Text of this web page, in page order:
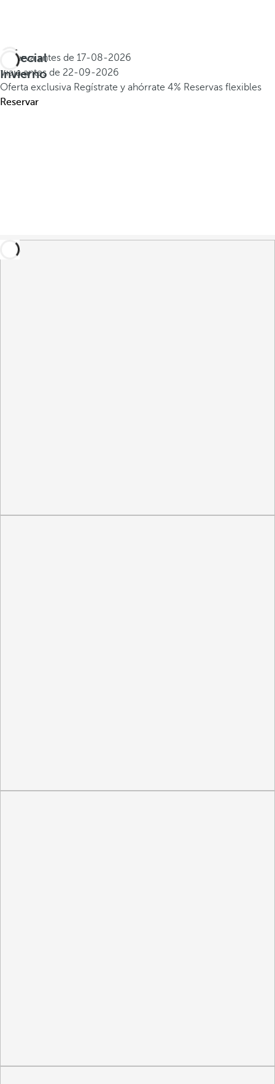
Especial
Invierno
Reserva antes de 17-08-2026
Viaja antes de 22-09-2026
Oferta exclusiva Regístrate y ahórrate 4% Reservas flexibles
Reservar